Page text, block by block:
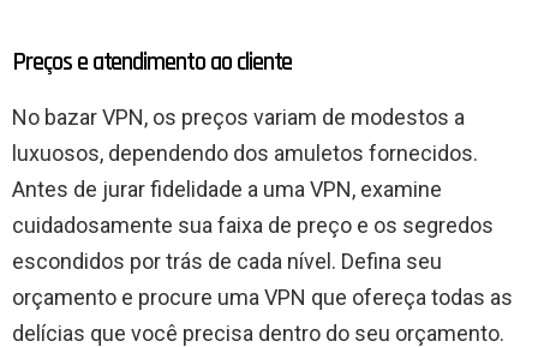
Preços e atendimento ao cliente
No bazar VPN, os preços variam de modestos a
luxuosos, dependendo dos amuletos fornecidos.
Antes de jurar fidelidade a uma VPN, examine
cuidadosamente sua faixa de preço e os segredos
escondidos por trás de cada nível. Defina seu
orçamento e procure uma VPN que ofereça todas as
delícias que você precisa dentro do seu orçamento.